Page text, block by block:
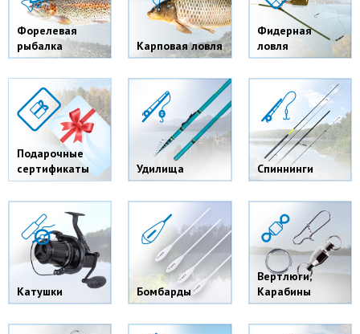
Форелевая
рыбалка
Карповая ловля
Фидерная
ловля
Подарочные
сертификаты
Удилища Спиннинги
Катушки Бомбарды
Вертлюги,
Карабины